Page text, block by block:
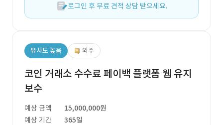
로그인 후 무료 견적 상담 받으세요.
유사도 높음 외주
코인 거래소 수수료 페이백 플랫폼 웹 유지
보수
예상 금액
15,000,000원
예상 기간
365일